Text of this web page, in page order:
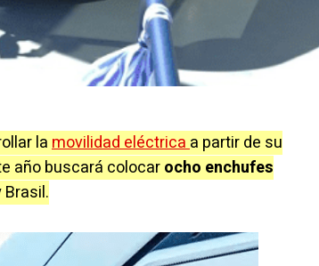
lamovilidad eléctricaa partir de su
año buscará colocarocho enchufes